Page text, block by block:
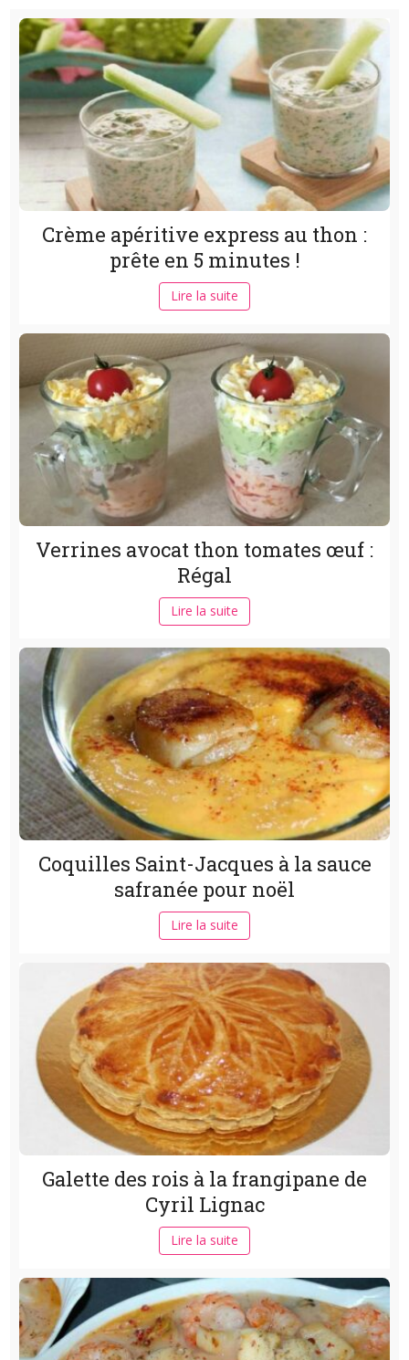
Crème apéritive express au thon :
prête en 5 minutes !
Lire la suite
Verrines avocat thon tomates œuf :
Régal
Lire la suite
Coquilles Saint-Jacques à la sauce
safranée pour noël
Lire la suite
Galette des rois à la frangipane de
Cyril Lignac
Lire la suite